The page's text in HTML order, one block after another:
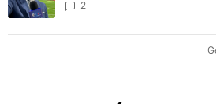
que Cruz Azul aceptó la
Un artículo de tendencia con el título
Adrián Esparza señaló el